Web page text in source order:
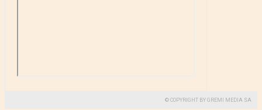
© COPYRIGHT BY GREMI MEDIA SA